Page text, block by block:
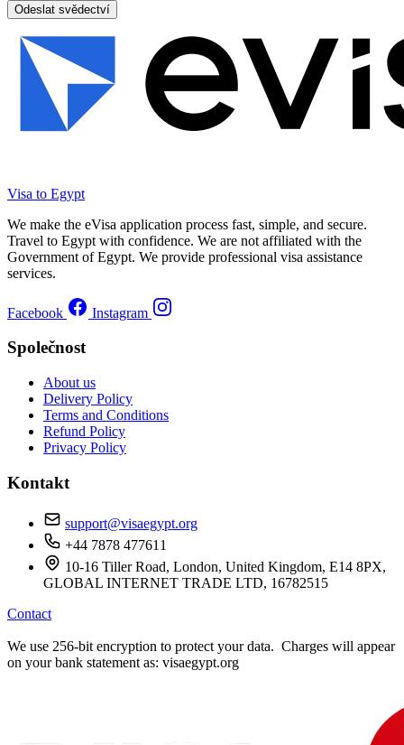
Odeslat svědectví
Visa to Egypt
We make the eVisa application process fast, simple, and secure.
Travel to Egypt with confidence. We are not affiliated with the
Government of Egypt. We provide professional visa assistance
services.
Facebook Instagram
Společnost
About us
Delivery Policy
Terms and Conditions
Refund Policy
Privacy Policy
Kontakt
support@visaegypt.org
+44 7878 477611
10-16 Tiller Road, London, United Kingdom, E14 8PX,
GLOBAL INTERNET TRADE LTD, 16782515
Contact
We use 256-bit encryption to protect your data. Charges will appear
on your bank statement as: visaegypt.org